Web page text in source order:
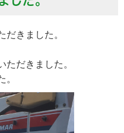
だきました。
ただきました。
。